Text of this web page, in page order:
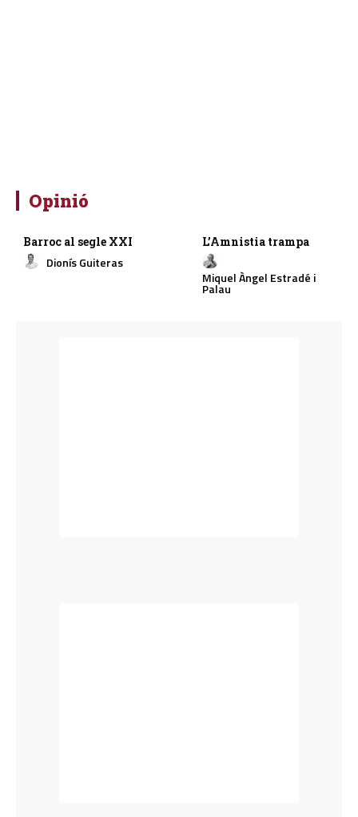
Opinió
Barroc al segle XXI
Dionís Guiteras
L’Amnistia trampa
Miquel Àngel Estradé i
Palau